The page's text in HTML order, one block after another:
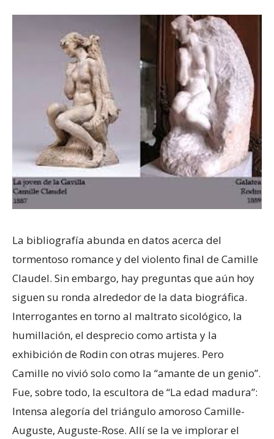
La bibliografía abunda en datos acerca del
tormentoso romance y del violento final de Camille
Claudel. Sin embargo, hay preguntas que aún hoy
siguen su ronda alrededor de la data biográfica.
Interrogantes en torno al maltrato sicológico, la
humillación, el desprecio como artista y la
exhibición de Rodin con otras mujeres. Pero
Camille no vivió solo como la “amante de un genio”.
Fue, sobre todo, la escultora de “La edad madura”:
Intensa alegoría del triángulo amoroso Camille-
Auguste, Auguste-Rose. Allí se la ve implorar el